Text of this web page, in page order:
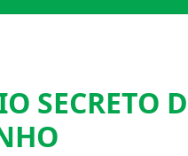
SECRETO